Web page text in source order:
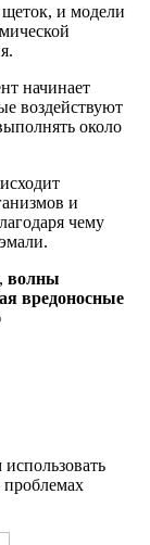
щеток, и модели
начинает
воздействуют
около
и
чему
волны
вредоносные
проблемах